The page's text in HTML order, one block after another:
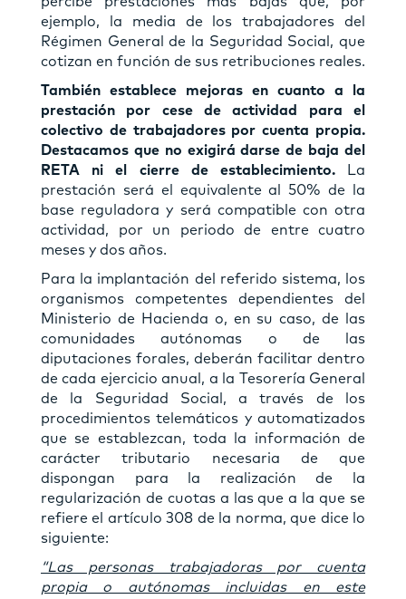
ejemplo, la media de los trabajadores del
Régimen General de la Seguridad Social, que
cotizan en función de sus retribuciones reales.
También establece mejoras en cuanto a la
prestación por cese de actividad para el
colectivo de trabajadores por cuenta propia.
Destacamos que no exigirá darse de baja del
RETA ni el cierre de establecimiento.
La
prestación será el equivalente al 50% de la
base reguladora y será compatible con otra
actividad, por un periodo de entre cuatro
meses y dos años.
Para la implantación del referido sistema, los
organismos competentes dependientes del
Ministerio de Hacienda o, en su caso, de las
comunidades autónomas o de las
diputaciones forales, deberán facilitar dentro
de cada ejercicio anual, a la Tesorería General
de la Seguridad Social, a través de los
procedimientos telemáticos y automatizados
que se establezcan, toda la información de
carácter tributario necesaria de que
dispongan para la realización de la
regularización de cuotas a las que a la que se
refiere el artículo 308 de la norma, que dice lo
siguiente:
“Las personas trabajadoras por cuenta
propia o autónomas incluidas en este